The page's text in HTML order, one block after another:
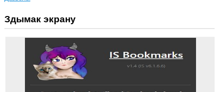
Гэта
пашырэнне
Здымак экрану